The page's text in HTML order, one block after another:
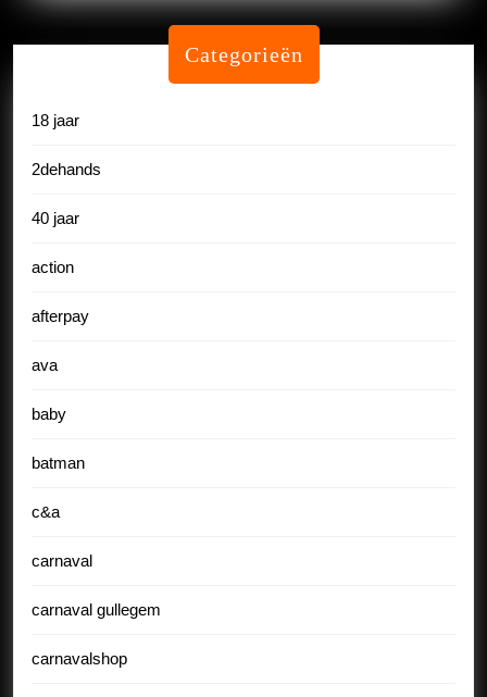
Categorieën
18 jaar
2dehands
40 jaar
action
afterpay
ava
baby
batman
c&a
carnaval
carnaval gullegem
carnavalshop